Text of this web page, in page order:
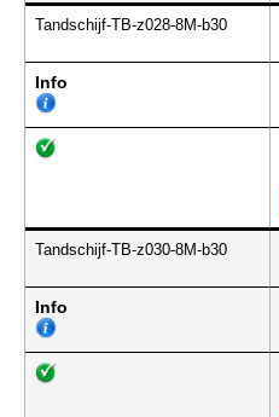
Tandschijf-TB-z028-8M-b30
Info
Tandschijf-TB-z030-8M-b30
Info